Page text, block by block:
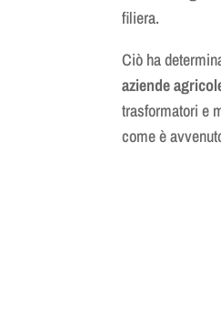
filiera.
Ciò ha
aziende
trasformatori e
come è